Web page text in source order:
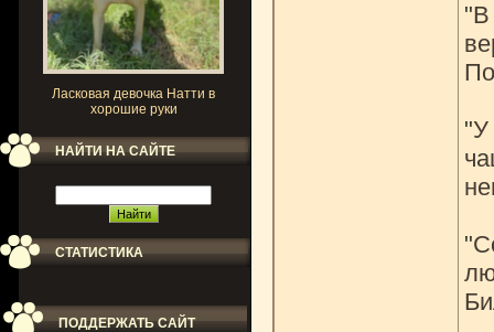
Ласковая девочка Натти в
хорошие руки
НАЙТИ НА САЙТЕ
СТАТИСТИКА
ПОДДЕРЖАТЬ САЙТ
"В
"У